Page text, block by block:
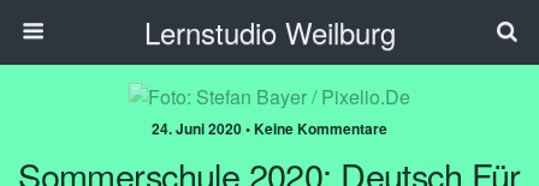
Lernstudio Weilburg
24. Juni 2020 • Keine Kommentare
Sommerschule 2020: Deutsch Für